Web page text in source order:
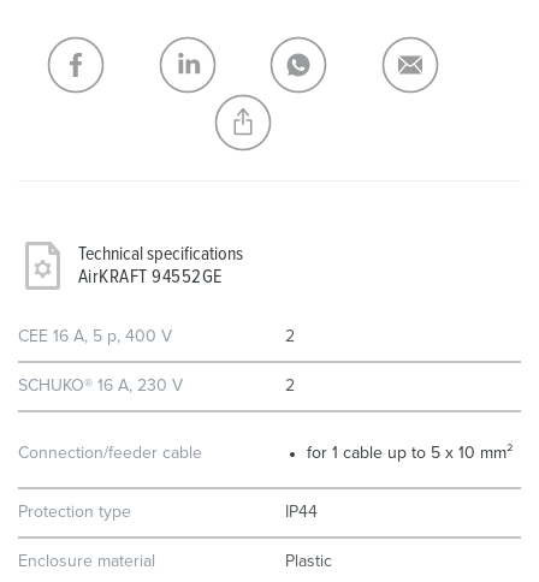
My list ADD
CREATE A NEW LIST
Technical specifications
AirKRAFT 94552GE
CEE 16 A, 5 p, 400 V 2
SCHUKO® 16 A, 230 V 2
Connection/feeder cable for 1 cable up to 5 x 10 mm²
Protection type IP44
Enclosure material Plastic